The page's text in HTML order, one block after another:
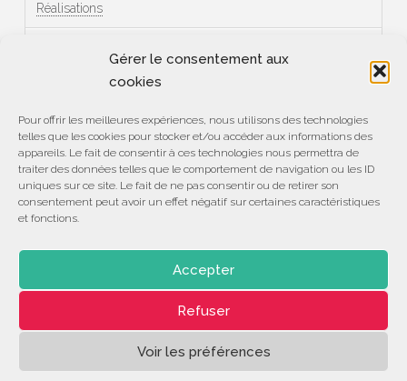
Gérer le consentement aux
cookies
Pour offrir les meilleures expériences, nous utilisons des technologies
telles que les cookies pour stocker et/ou accéder aux informations des
appareils. Le fait de consentir à ces technologies nous permettra de
traiter des données telles que le comportement de navigation ou les ID
uniques sur ce site. Le fait de ne pas consentir ou de retirer son
consentement peut avoir un effet négatif sur certaines caractéristiques
et fonctions.
Accepter
Refuser
Voir les préférences
Réalisations
Connexion
Flux des publications
Flux des commentaires
ASSOCIATION
CENTRE DE COMPÉTENCES
DÉVELOPPEMENT
LE 28